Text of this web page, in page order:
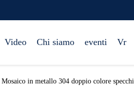
Video Chi siamo eventi Vr
in metallo 304 doppio colore